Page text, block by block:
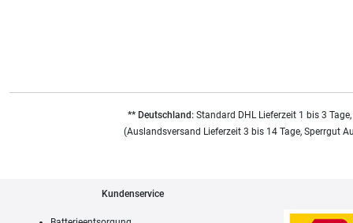
** Deutschland:Standard DHL Lieferzeit 1 bis 3
(Auslandsversand Lieferzeit 3 bis 14 Tage, Sperrgut
Kundenservice